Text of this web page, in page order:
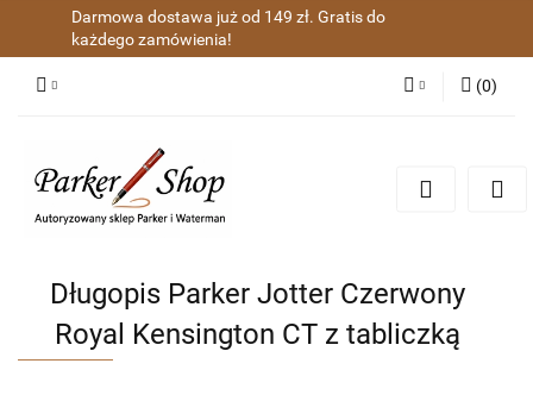
Darmowa dostawa już od 149 zł. Gratis do
każdego zamówienia!
Zarejestruj się
(0)
Długopis Parker Jotter Czerwony
Royal Kensington CT z tabliczką